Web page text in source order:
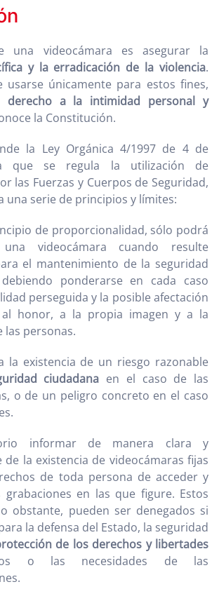
una videocámara es asegurar la
y la erradicación de la violencia.
usarse únicamente para estos fines,
derecho a la intimidad personal y
la Constitución.
la Ley Orgánica 4/1997 de 4 de
que se regula la utilización de
las Fuerzas y Cuerpos de Seguridad,
una serie de principios y límites:
de proporcionalidad, sólo podrá
una videocámara cuando resulte
el mantenimiento de la seguridad
ponderarse en cada caso
perseguida y la posible afectación
honor, a la propia imagen y a la
las personas.
la existencia de un riesgo razonable
ciudadana en el caso de las
o de un peligro concreto en el caso
informar de manera clara y
de la existencia de videocámaras fijas
de toda persona de acceder y
grabaciones en las que figure. Estos
obstante, pueden ser denegados si
la defensa del Estado, la seguridad
de los derechos y libertades
o las necesidades de las